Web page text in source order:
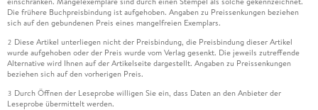
Die frühere Buchpreisbindung ist aufgehoben. Angaben zu Preissenkungen beziehen
sich auf den gebundenen Preis eines mangelfreien Exemplars.
2 Diese Artikel unterliegen nicht der Preisbindung, die Preisbindung dieser Artikel
wurde aufgehoben oder der Preis wurde vom Verlag gesenkt. Die jeweils zutreffende
Alternative wird Ihnen auf der Artikelseite dargestellt. Angaben zu Preissenkungen
beziehen sich auf den vorherigen Preis.
3 Durch Öffnen der Leseprobe willigen Sie ein, dass Daten an den Anbieter der
Leseprobe übermittelt werden.